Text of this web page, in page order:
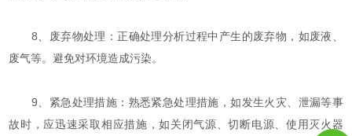
8、废弃物处理：正确处理分析过程中产生的废弃物，如废液、
废气等。避免对环境造成污染。
9、紧急处理措施：熟悉紧急处理措施，如发生火灾、泄漏等事
故时，应迅速采取相应措施，如关闭气源、切断电源、使用灭火器